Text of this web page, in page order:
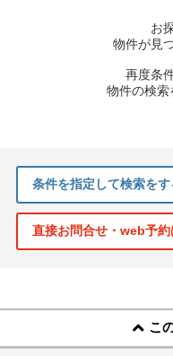
お
物件が見
再度条
物件の検索
条件を指定して検索をす
直接お問合せ・web予約
こ